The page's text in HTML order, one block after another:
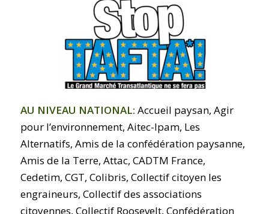
AU NIVEAU NATIONAL: Accueil paysan, Agir
pour l’environnement, Aitec-Ipam, Les
Alternatifs, Amis de la confédération paysanne,
Amis de la Terre, Attac, CADTM France,
Cedetim, CGT, Colibris, Collectif citoyen les
engraineurs, Collectif des associations
citoyennes, Collectif Roosevelt, Confédération